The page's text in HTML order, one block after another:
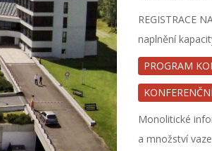
REGISTRACE
naplnění
PROGRAM
Monolitické
a množství